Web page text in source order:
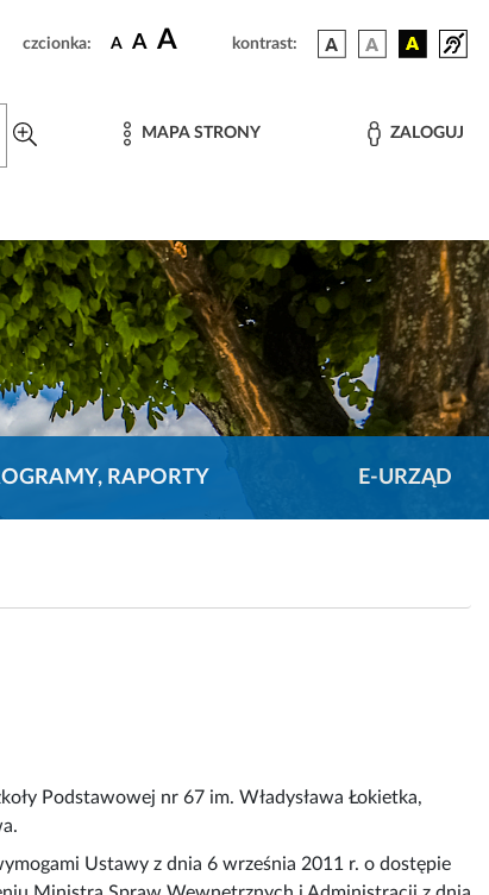
czcionka: A A A kontrast:
MAPA STRONY ZALOGUJ
RAPORTY E-URZĄD
Podstawowej nr 67 im. Władysława Łokietka,
Ustawy z dnia 6 września 2011 r. o dostępie